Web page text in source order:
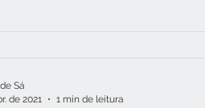
Sá
de 2021
1 min de leitura